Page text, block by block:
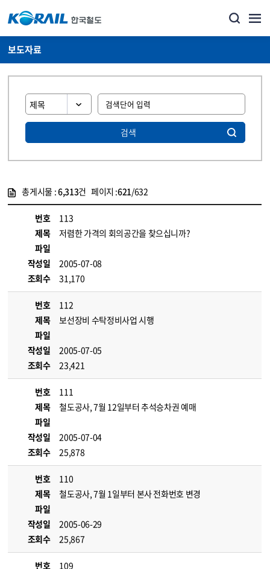
보도자료
검색
총게시물 :6,313건 페이지 :621/632
번호
113
제목
저렴한 가격의 회의공간을 찾으십니까?
파일
작성일
2005-07-08
조회수
31,170
번호
112
제목
보선장비 수탁정비사업 시행
파일
작성일
2005-07-05
조회수
23,421
번호
111
제목
철도공사, 7월 12일부터 추석승차권 예매
파일
작성일
2005-07-04
조회수
25,878
번호
110
제목
철도공사, 7월 1일부터 본사 전화번호 변경
파일
작성일
2005-06-29
조회수
25,867
번호
109